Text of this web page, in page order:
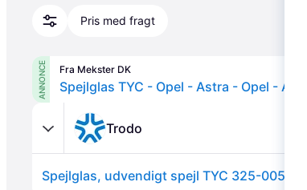
Pris med fragt
ANNONCE Fra Mekster DK
Spejlglas TYC - Opel - Astra - Opel - Astra
Trodo
Spejlglas, udvendigt spejl TYC 325-0059-1.